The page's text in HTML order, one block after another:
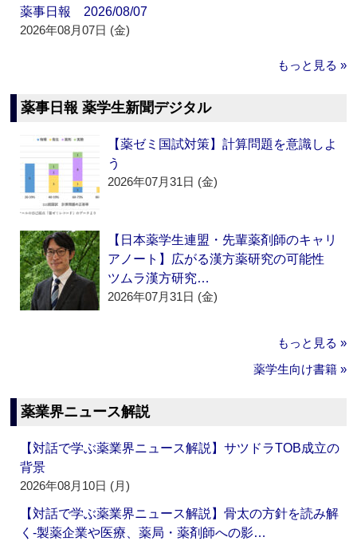
薬事日報 2026/08/07
2026年08月07日 (金)
もっと見る »
薬事日報 薬学生新聞デジタル
【薬ゼミ国試対策】計算問題を意識しよ
う
2026年07月31日 (金)
【日本薬学生連盟・先輩薬剤師のキャリ
アノート】広がる漢方薬研究の可能性
ツムラ漢方研究…
2026年07月31日 (金)
もっと見る »
薬学生向け書籍 »
薬業界ニュース解説
【対話で学ぶ薬業界ニュース解説】サツドラTOB成立の
背景
2026年08月10日 (月)
【対話で学ぶ薬業界ニュース解説】骨太の方針を読み解
く‐製薬企業や医療、薬局・薬剤師への影…